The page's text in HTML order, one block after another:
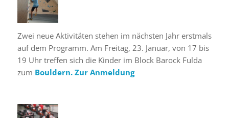
Zwei neue Aktivitäten stehen im nächsten Jahr erstmals
auf dem Programm. Am Freitag, 23. Januar, von 17 bis
19 Uhr treffen sich die Kinder im Block Barock Fulda
zum Bouldern. Zur Anmeldung